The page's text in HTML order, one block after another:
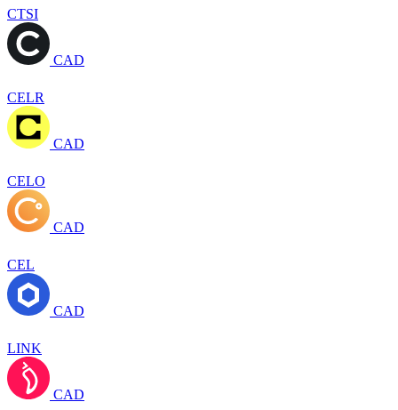
CTSI
CAD
CELR
CAD
CELO
CAD
CEL
CAD
LINK
CAD